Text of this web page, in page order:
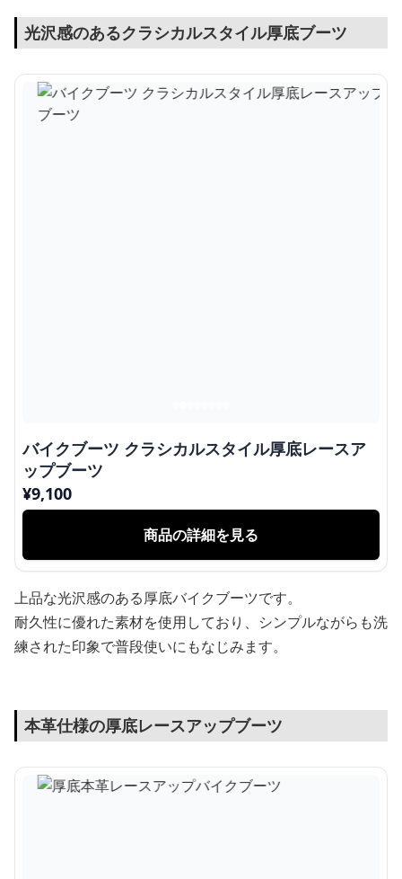
光沢感のあるクラシカルスタイル厚底ブーツ
バイクブーツ クラシカルスタイル厚底レースア
ップブーツ
¥9,100
商品の詳細を見る
上品な光沢感のある厚底バイクブーツです。
耐久性に優れた素材を使用しており、シンプルながらも洗
練された印象で普段使いにもなじみます。
本革仕様の厚底レースアップブーツ